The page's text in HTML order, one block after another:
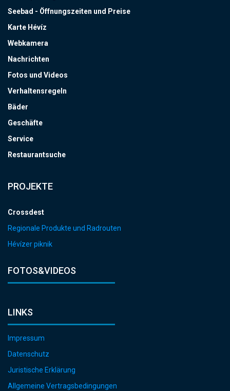
Seebad - Öffnungszeiten und Preise
Karte Hévíz
Webkamera
Nachrichten
Fotos und Videos
Verhaltensregeln
Bäder
Geschäfte
Service
Restaurantsuche
PROJEKTE
Crossdest
Regionale Produkte und Radrouten
Hévízer piknik
FOTOS&VIDEOS
LINKS
Impressum
Datenschutz
Juristische Erklärung
Allgemeine Vertragsbedingungen